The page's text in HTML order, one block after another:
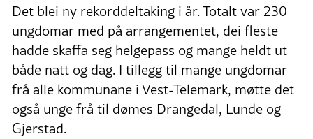
Det blei ny rekorddeltaking i år. Totalt var 230
ungdomar med på arrangementet, dei fleste
hadde skaffa seg helgepass og mange heldt ut
både natt og dag. I tillegg til mange ungdomar
frå alle kommunane i Vest-Telemark, møtte det
også unge frå til dømes Drangedal, Lunde og
Gjerstad.